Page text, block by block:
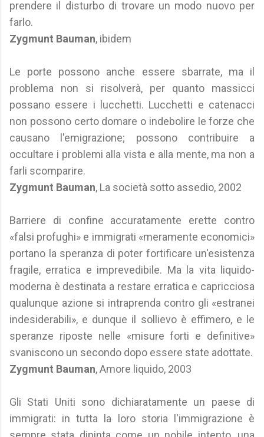
prendere il disturbo di trovare un modo nuovo per
farlo.
Zygmunt Bauman, ibidem
Le porte possono anche essere sbarrate, ma il
problema non si risolverà, per quanto massicci
possano essere i lucchetti. Lucchetti e catenacci
non possono certo domare o indebolire le forze che
causano l'emigrazione; possono contribuire a
occultare i problemi alla vista e alla mente, ma non a
farli scomparire.
Zygmunt Bauman, La società sotto assedio, 2002
Barriere di confine accuratamente erette contro
«falsi profughi» e immigrati «meramente economici»
portano la speranza di poter fortificare un'esistenza
fragile, erratica e imprevedibile. Ma la vita liquido-
moderna è destinata a restare erratica e capricciosa
qualunque azione si intraprenda contro gli «estranei
indesiderabili», e dunque il sollievo è effimero, e le
speranze riposte nelle «misure forti e definitive»
svaniscono un secondo dopo essere state adottate.
Zygmunt Bauman, Amore liquido, 2003
Gli Stati Uniti sono dichiaratamente un paese di
immigrati: in tutta la loro storia l'immigrazione è